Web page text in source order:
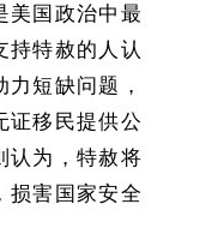
美国政治中最
持特赦的人认
短缺问题，
证移民提供公
认为，特赦将
损害国家安全